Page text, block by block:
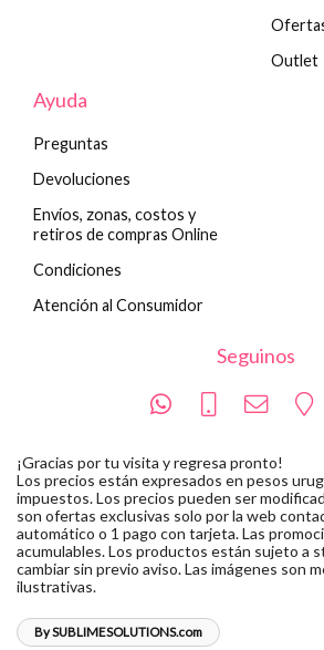
Outlet
Ayuda
Preguntas
Devoluciones
Envíos, zonas, costos y
retiros de compras Online
Condiciones
Atención al Consumidor
Seguinos
¡Gracias por tu visita y regresa pronto!
Los precios están expresados en pesos
impuestos. Los precios pueden ser
son ofertas exclusivas solo por la web
automático o 1 pago con tarjeta. Las
acumulables. Los productos están sujeto a
cambiar sin previo aviso. Las imágenes son
ilustrativas.
By SUBLIMESOLUTIONS.com